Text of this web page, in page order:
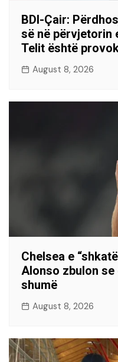
BDI-Çair:
së në përvjetorin
Telit është
August 8, 2026
Chelsea e
Alonso zbulon
shumë
August 8, 2026